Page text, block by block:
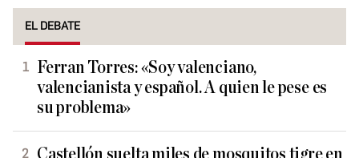
EL DEBATE
Ferran Torres: «Soy valenciano,
valencianista y español. A quien le pese es
su problema»